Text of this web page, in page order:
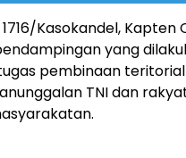
Kasokandel, Kapten
yang
pembinaan
TNI dan